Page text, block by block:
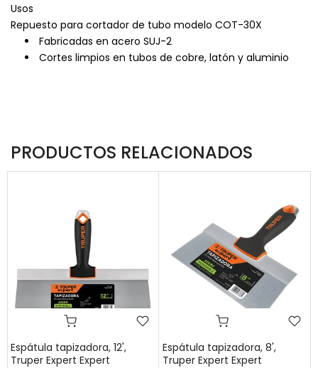
Usos
Repuesto para cortador de tubo modelo COT-30X
Fabricadas en acero SUJ-2
Cortes limpios en tubos de cobre, latón y aluminio
PRODUCTOS RELACIONADOS
Espátula tapizadora, 12',
Truper Expert Expert
Espátula tapizadora, 8',
Truper Expert Expert